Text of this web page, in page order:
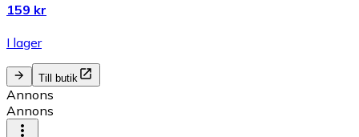
159 kr
I lager
Till butik
Annons
Annons